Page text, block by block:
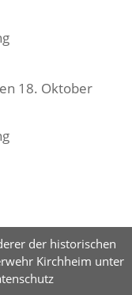
18. Oktober
der historischen
Kirchheim unter